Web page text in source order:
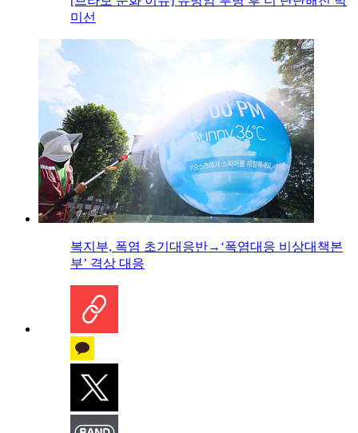
미선
복지부, 폭염 초기대응반→‘폭염대응 비상대책본
부’ 격상 대응